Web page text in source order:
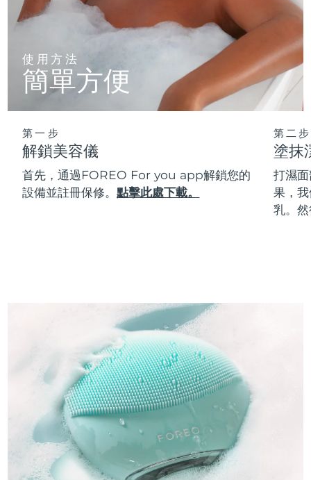
使用方法
簡單方便
第一步
解鎖美容儀
首先，通過FOREO For you app解鎖您的
設備並註冊保修。點擊此處下載。
第二步
塗抹
打濕
果，
乳。